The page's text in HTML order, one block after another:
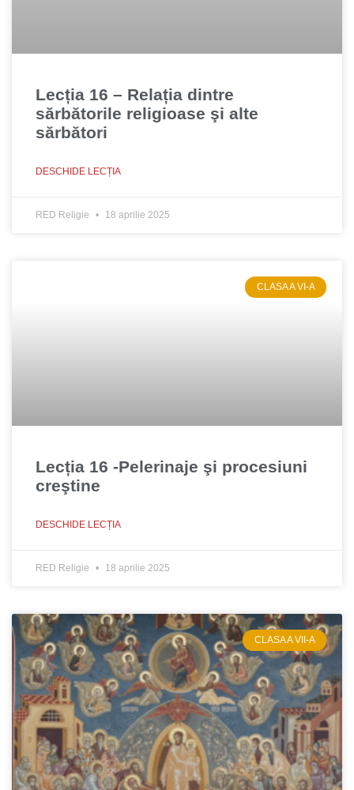
Lecția 16 – Relația dintre
sărbătorile religioase şi alte
sărbători
DESCHIDE LECȚIA
RED Religie 18 aprilie 2025
CLASA A VI-A
Lecția 16 -Pelerinaje şi procesiuni
creştine
DESCHIDE LECȚIA
RED Religie 18 aprilie 2025
CLASA A VII-A